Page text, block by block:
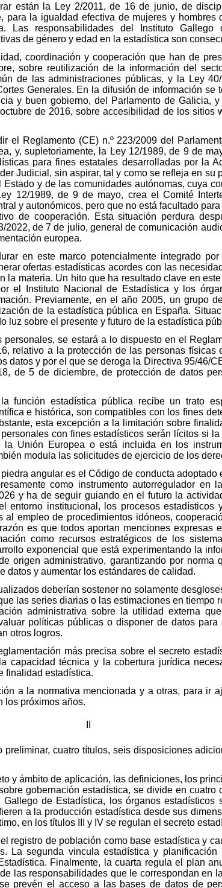
están la Ley 2/2011, de 16 de junio, de
para la igualdad efectiva de mujeres y
Las responsabilidades del Instituto
de género y edad en la estadística son
coordinación y cooperación que han de
sobre reutilización de la información del
de las administraciones públicas, y la Ley
Generales. En la difusión de información se
y buen gobierno, del Parlamento de Galicia,
de 2016, sobre accesibilidad de los sitios
el Reglamento (CE) n.º 223/2009 del
y, supletoriamente, la Ley 12/1989, de 9 de
para fines estatales desarrolladas por la
Judicial, sin aspirar, tal y como se refleja en su
y de las comunidades autónomas, cuya
12/1989, de 9 de mayo, crea el Comité
y autonómicos, pero que no está facultado
de cooperación. Esta situación perdura
2022, de 7 de julio, general de comunicación
europea.
en este marco potencialmente integrado
ofertas estadísticas acordes con las
la materia. Un hito que ha resultado clave en
el Instituto Nacional de Estadística y los
Previamente, en el año 2005, un grupo
de la estadística pública en España.
luz sobre el presente y futuro de la estadística
se estará a lo dispuesto en el
relativo a la protección de las personas físicas
datos y por el que se deroga la Directiva 95/46/
de 5 de diciembre, de protección de datos
función estadística pública recibe un trato
e histórica, son compatibles con los fines
esta excepción a la limitación sobre
con fines estadísticos serán lícitos si
Unión Europea o está incluida en los
modula las solicitudes de ejercicio de los
angular es el Código de conducta
como instrumento autorregulador
y ha de seguir guiando en el futuro la
entorno institucional, los procesos estadísticos
empleo de procedimientos idóneos,
es que todos aportan menciones expresas
como recursos estratégicos de los
exponencial que está experimentando la
origen administrativo, garantizando por
datos y aumentar los estándares de calidad.
deberían sostener no solamente
las series diarias o las estimaciones en tiempo
administrativa sobre la utilidad externa
políticas públicas o disponer de datos para
otros logros.
más precisa sobre el secreto
capacidad técnica y la cobertura jurídica
finalidad estadística.
a la normativa mencionada y a otras, para ir
los próximos años.
cuatro títulos, seis disposiciones
y ámbito de aplicación, las definiciones, los
gobernación estadística, se divide en cuatro
de Estadística, los órganos
a la producción estadística desde sus
en los títulos III y IV se regulan el secreto
registro de población como base estadística y
La segunda vincula estadística y
Finalmente, la cuarta regula el plan
las responsabilidades que le correspondan en
prevén el acceso a las bases de datos de